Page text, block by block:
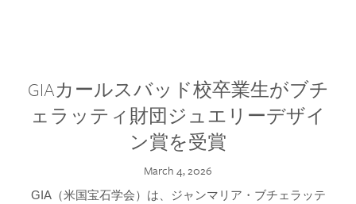
GIAカールスバッド校卒業生がブチ
ェラッティ財団ジュエリーデザイ
ン賞を受賞
March 4, 2026
GIA（米国宝石学会）は、ジャンマリア・ブチェラッテ